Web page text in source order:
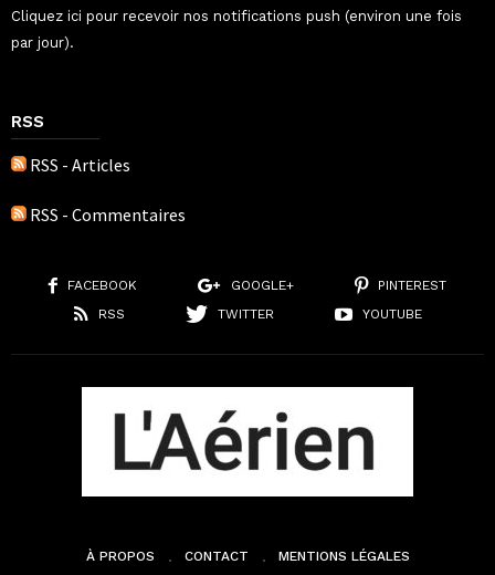
Cliquez ici pour recevoir nos notifications push (environ une fois
par jour).
RSS
RSS - Articles
RSS - Commentaires
FACEBOOK GOOGLE+
PINTEREST
RSS
TWITTER YOUTUBE
À PROPOS CONTACT MENTIONS LÉGALES